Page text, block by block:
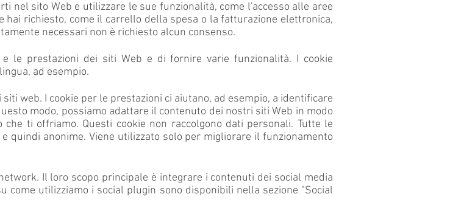
nel sito Web e utilizzare le sue funzionalità, come l'accesso alle aree
hai richiesto, come il carrello della spesa o la fatturazione elettronica,
necessari non è richiesto alcun consenso.
le prestazioni dei siti Web e di fornire varie funzionalità. I cookie
ad esempio.
web. I cookie per le prestazioni ci aiutano, ad esempio, a identificare
modo, possiamo adattare il contenuto dei nostri siti Web in modo
ti offriamo. Questi cookie non raccolgono dati personali. Tutte le
quindi anonime. Viene utilizzato solo per migliorare il funzionamento
Il loro scopo principale è integrare i contenuti dei social media
come utilizziamo i social plugin sono disponibili nella sezione "Social